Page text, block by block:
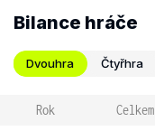
Bilance hráče
Dvouhra Čtyřhra
Rok Celkem